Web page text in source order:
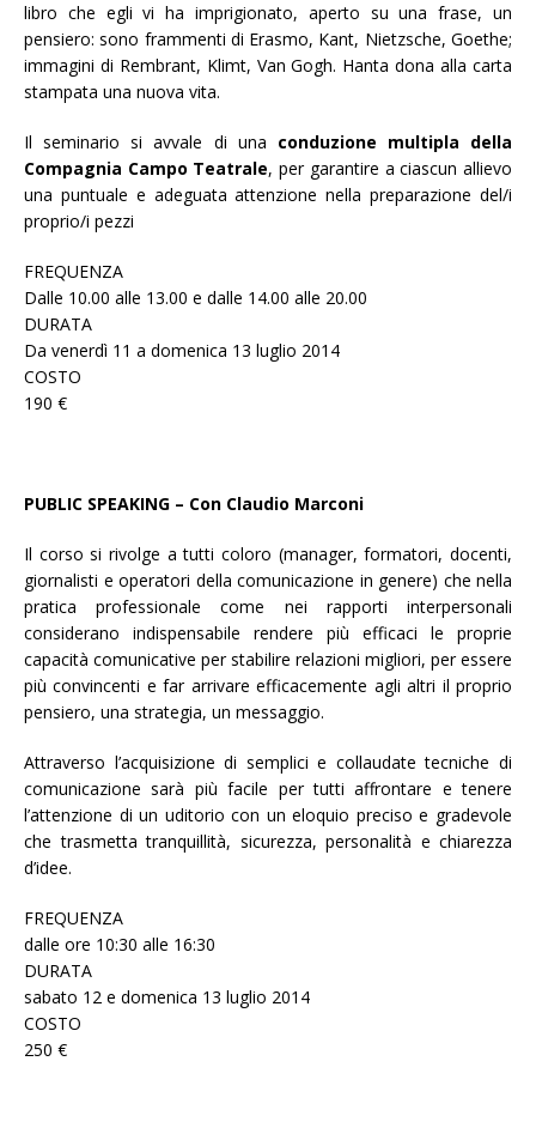
libro che egli vi ha imprigionato, aperto su una frase, un
pensiero: sono frammenti di Erasmo, Kant, Nietzsche, Goethe;
immagini di Rembrant, Klimt, Van Gogh. Hanta dona alla carta
stampata una nuova vita.
Il seminario si avvale di una conduzione multipla della
Compagnia Campo Teatrale, per garantire a ciascun allievo
una puntuale e adeguata attenzione nella preparazione del/i
proprio/i pezzi
FREQUENZA
Dalle 10.00 alle 13.00 e dalle 14.00 alle 20.00
DURATA
Da venerdì 11 a domenica 13 luglio 2014
COSTO
190 €
PUBLIC SPEAKING – Con Claudio Marconi
Il corso si rivolge a tutti coloro (manager, formatori, docenti,
giornalisti e operatori della comunicazione in genere) che nella
pratica professionale come nei rapporti interpersonali
considerano indispensabile rendere più efficaci le proprie
capacità comunicative per stabilire relazioni migliori, per essere
più convincenti e far arrivare efficacemente agli altri il proprio
pensiero, una strategia, un messaggio.
Attraverso l’acquisizione di semplici e collaudate tecniche di
comunicazione sarà più facile per tutti affrontare e tenere
l’attenzione di un uditorio con un eloquio preciso e gradevole
che trasmetta tranquillità, sicurezza, personalità e chiarezza
d’idee.
FREQUENZA
dalle ore 10:30 alle 16:30
DURATA
sabato 12 e domenica 13 luglio 2014
COSTO
250 €